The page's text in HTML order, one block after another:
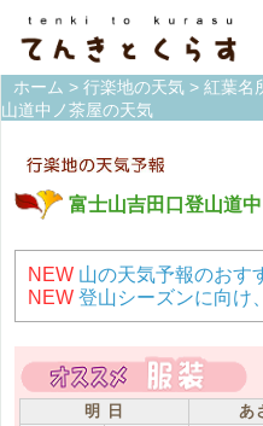
ホーム > 行楽地の天気 > 紅葉名
山道中ノ茶屋の天気
富士山吉田口登山道
NEW 山の天気予報のおす
NEW 登山シーズンに向け
明 日
あ